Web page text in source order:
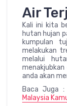
Air
Kali ini kita
hutan hujan
kumpulan
melakukan
melalui
anda akan
Baca Juga :
Malaysia